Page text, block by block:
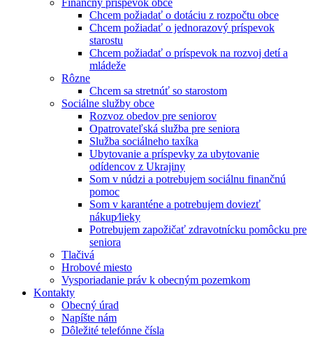
Finančný príspevok obce
Chcem požiadať o dotáciu z rozpočtu obce
Chcem požiadať o jednorazový príspevok
starostu
Chcem požiadať o príspevok na rozvoj detí a
mládeže
Rôzne
Chcem sa stretnúť so starostom
Sociálne služby obce
Rozvoz obedov pre seniorov
Opatrovateľská služba pre seniora
Služba sociálneho taxíka
Ubytovanie a príspevky za ubytovanie
odídencov z Ukrajiny
Som v núdzi a potrebujem sociálnu finančnú
pomoc
Som v karanténe a potrebujem doviezť
nákup⁄lieky
Potrebujem zapožičať zdravotnícku pomôcku pre
seniora
Tlačivá
Hrobové miesto
Vysporiadanie práv k obecným pozemkom
Kontakty
Obecný úrad
Napíšte nám
Dôležité telefónne čísla